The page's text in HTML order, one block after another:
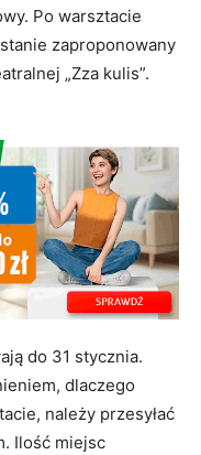
Po warsztacie
zaproponowany
„Zza kulis”.
do 31 stycznia.
dlaczego
należy przesyłać
Ilość miejsc